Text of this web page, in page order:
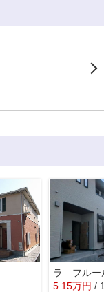
5.15万円 /